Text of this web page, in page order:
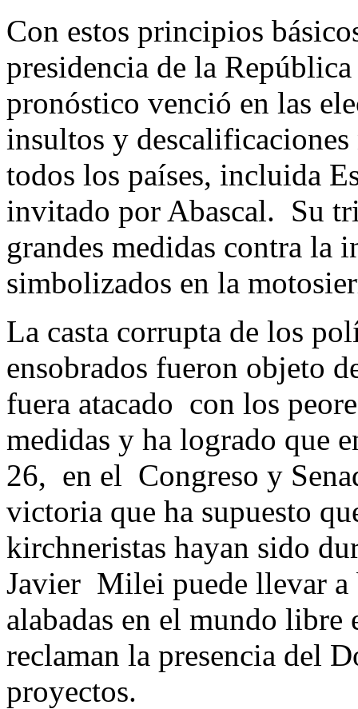
Con estos principios
presidencia de la
pronóstico venció en las
insultos y
todos los países, incluida
invitado por Abascal. Su
grandes medidas contra
simbolizados en la
La casta corrupta de los
ensobrados fueron objeto
fuera atacado con los
medidas y ha logrado que
26, en el Congreso y
victoria que ha supuesto
kirchneristas hayan sido
Javier Milei puede llevar a
alabadas en el mundo
reclaman la presencia del
proyectos.